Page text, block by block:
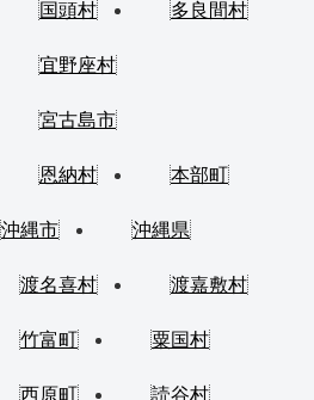
国頭村 多良間村
宜野座村
宮古島市
恩納村 本部町
沖縄市 沖縄県
渡名喜村 渡嘉敷村
竹富町 粟国村
西原町 読谷村